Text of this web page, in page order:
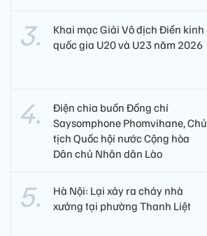
Khai mạc Giải Vô địch Điền kinh
quốc gia U20 và U23 năm 2026
Điện chia buồn Đồng chí
Saysomphone Phomvihane, Chủ
tịch Quốc hội nước Cộng hòa
Dân chủ Nhân dân Lào
Hà Nội: Lại xảy ra cháy nhà
xưởng tại phường Thanh Liệt